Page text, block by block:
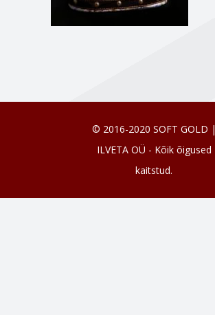
© 2016-2020 SOFT GOLD |
ILVETA OÜ - Kõik õigused
kaitstud.